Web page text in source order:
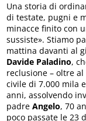
Una storia di
di testate, pugni e
minacce finito con
sussiste». Stiamo
mattina davanti al
Davide Paladino,
reclusione – oltre
civile di 7.000 mila
anni, assolvendo
padreAngelo, 70
poco passate le 23